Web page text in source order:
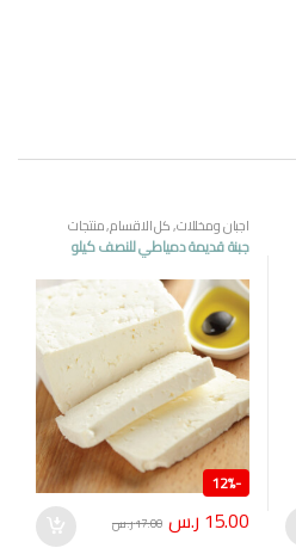
اجبان ومخللات,كل الاقسام,منتجات
مصرية
جبنة قديمة دمياطي للنصف كيلو
-
12%
15.00 ر.س 17.00ر.س